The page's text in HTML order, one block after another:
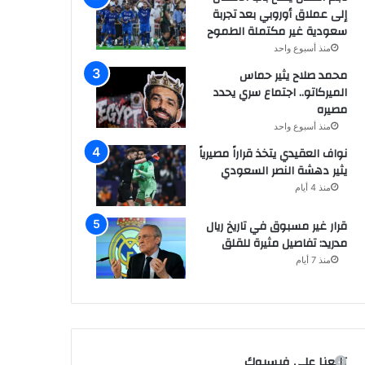
إلى عملاق أوروبي بعد تجربة
سعودية غير مكتملة الطموح
منذ أسبوع واحد
محمد صلاح يثير حماس
الميركاتو.. اجتماع سري يحدد
مصيره
منذ أسبوع واحد
نواف العقيدي يتخذ قراراً مصيرياً
يثير دهشة النصر السعودي
منذ 4 أيام
قرار غير مسبوق في تاريخ ريال
مدريد: تفاصيل مثيرة للقلق
منذ 7 أيام